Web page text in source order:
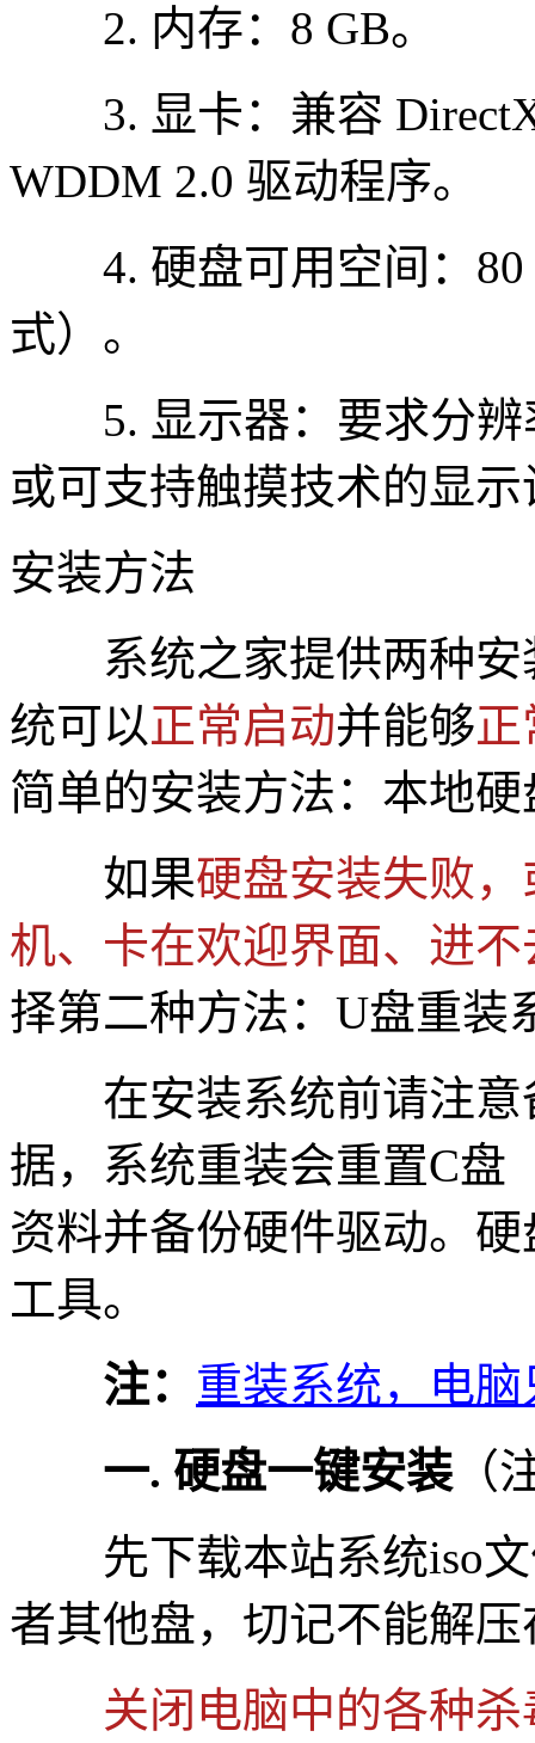
2. 内存：8 GB。
3. 显卡：兼容 DirectX
WDDM 2.0 驱动程序。
4. 硬盘可用空间：80
式）。
5. 显示器：要求分辨
或可支持触摸技术的显示
安装方法
系统之家提供两种
统可以正常启动并能够正
简单的安装方法：本地
如果硬盘安装失败
机、卡在欢迎界面、进
择第二种方法：U盘重装
在安装系统前请注意
据，系统重装会重置C盘
资料并备份硬件驱动。
工具。
注： 重装系统，电
一. 硬盘一键安装 （
先下载本站系统iso文
者其他盘，切记不能解
关闭电脑中的各种